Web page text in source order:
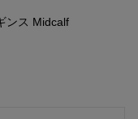
ンス Midcalf